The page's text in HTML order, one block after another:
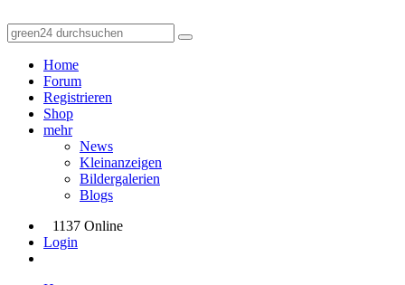
Home
Forum
Registrieren
Shop
mehr
News
Kleinanzeigen
Bildergalerien
Blogs
1137 Online
Login